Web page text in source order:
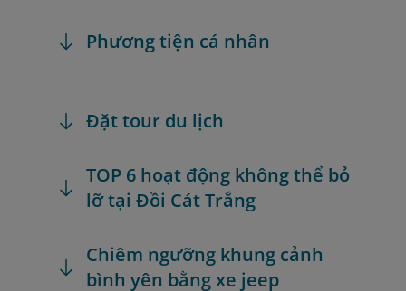
Phương tiện cá nhân
Đặt tour du lịch
TOP 6 hoạt động không thể bỏ
lỡ tại Đồi Cát Trắng
Chiêm ngưỡng khung cảnh
bình yên bằng xe jeep